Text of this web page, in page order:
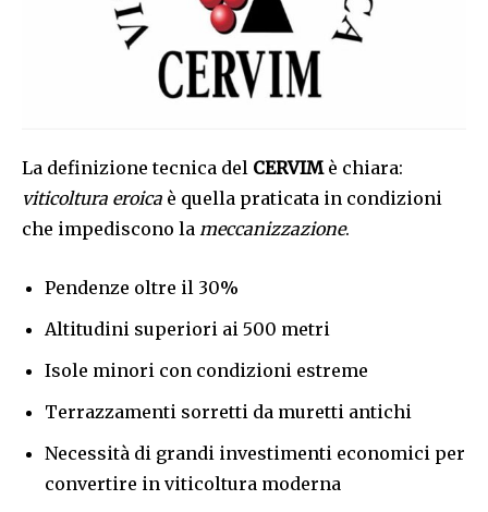
La definizione tecnica del CERVIMè chiara:
viticoltura eroica è quella praticata in condizioni
che impediscono la meccanizzazione.
Pendenze oltre il 30%
Altitudini superiori ai 500 metri
Isole minori con condizioni estreme
Terrazzamenti sorretti da muretti antichi
Necessità di grandi investimenti economici per
convertire in viticoltura moderna